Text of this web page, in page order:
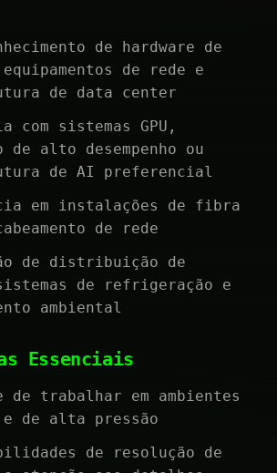
de hardware de
de rede e
de data center
com sistemas GPU,
de alto desempenho ou
de AI preferencial
em instalações de fibra
de rede
de distribuição de
de refrigeração e
ambiental
Essenciais
de trabalhar em ambientes
e de alta pressão
de resolução de